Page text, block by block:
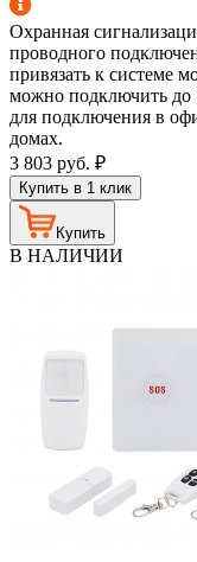
Охранная
проводного
привязать к системе
можно подключить до
для подключения в
домах.
3 803 руб. ₽
Купить в 1 клик
Купить
В НАЛИЧИИ